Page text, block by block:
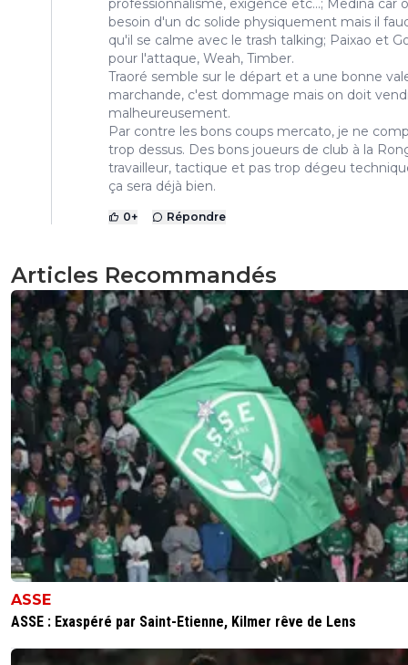
professionnalisme, exigence etc...; Medina car
besoin d'un dc solide physiquement mais il
qu'il se calme avec le trash talking; Paixao et
pour l'attaque, Weah, Timber.
Traoré semble sur le départ et a une bonne
marchande, c'est dommage mais on doit
malheureusement.
Par contre les bons coups mercato, je ne
trop dessus. Des bons joueurs de club à la
travailleur, tactique et pas trop dégeu
ça sera déjà bien.
0+ Répondre
Articles Recommandés
ASSE
ASSE : Exaspéré par Saint-Etienne, Kilmer rêve de Lens